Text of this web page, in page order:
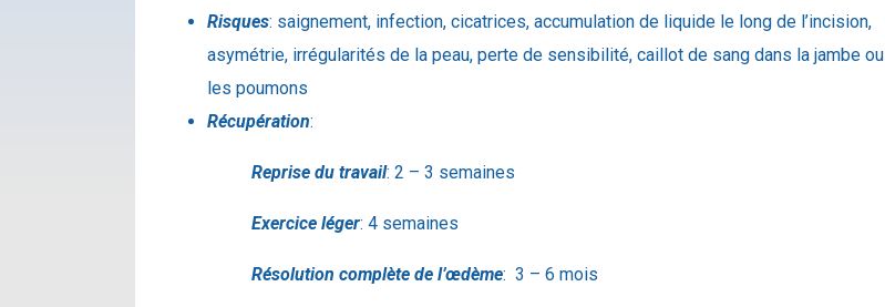
Risques: saignement, infection, cicatrices, accumulation de liquide le long de l’incision,
asymétrie, irrégularités de la peau, perte de sensibilité, caillot de sang dans la jambe ou
les poumons
Récupération:
Reprise du travail: 2 – 3 semaines
Exercice léger: 4 semaines
Résolution complète de l’œdème: 3 – 6 mois